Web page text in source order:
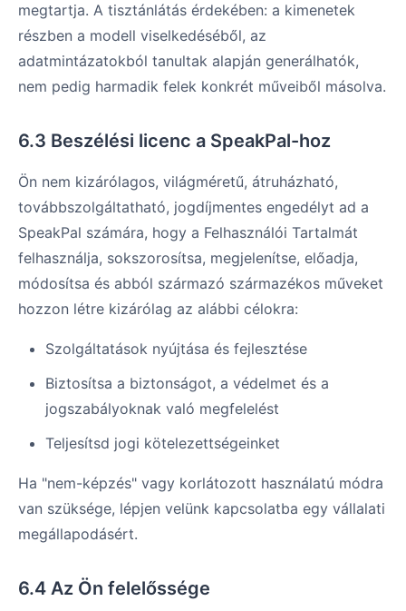
megtartja. A tisztánlátás érdekében: a kimenetek
részben a modell viselkedéséből, az
adatmintázatokból tanultak alapján generálhatók,
nem pedig harmadik felek konkrét műveiből másolva.
6.3 Beszélési licenc a SpeakPal-hoz
Ön nem kizárólagos, világméretű, átruházható,
továbbszolgáltatható, jogdíjmentes engedélyt ad a
SpeakPal számára, hogy a Felhasználói Tartalmát
felhasználja, sokszorosítsa, megjelenítse, előadja,
módosítsa és abból származó származékos műveket
hozzon létre kizárólag az alábbi célokra:
Szolgáltatások nyújtása és fejlesztése
Biztosítsa a biztonságot, a védelmet és a
jogszabályoknak való megfelelést
Teljesítsd jogi kötelezettségeinket
Ha "nem-képzés" vagy korlátozott használatú módra
van szüksége, lépjen velünk kapcsolatba egy vállalati
megállapodásért.
6.4 Az Ön felelőssége